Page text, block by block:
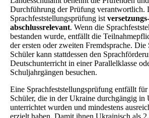
Durchführung der Prüfung verantwortlich.
Sprachfeststellungsprüfung ist
abschlussrelevant. Wenn die
bestanden wurde, entfällt die
der ersten oder zweiten Fremdsprache. Die
Schüler kann stattdessen den
Deutschunterricht in einer Parallelklasse
Schuljahrgängen besuchen.
Eine Sprachfeststellungsprüfung entfällt
Schüler, die in der Ukraine durchgängig in
unterrichtet wurden und mindestens